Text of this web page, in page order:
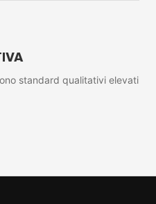
standard qualitativi elevati